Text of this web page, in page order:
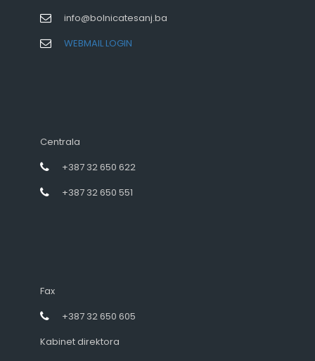
info@bolnicatesanj.ba
WEBMAIL LOGIN
Centrala
+387 32 650 622
+387 32 650 551
Fax
+387 32 650 605
Kabinet direktora